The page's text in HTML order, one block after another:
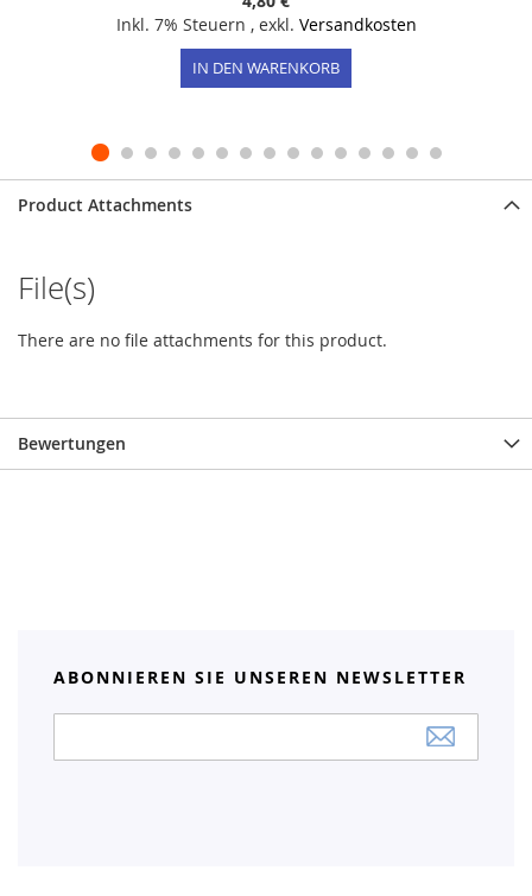
Inkl. 7% Steuern , exkl. Versandkosten
IN DEN WARENKORB
Product Attachments
File(s)
There are no file attachments for this product.
Bewertungen
ABONNIEREN SIE UNSEREN NEWSLETTER
Newsletter: